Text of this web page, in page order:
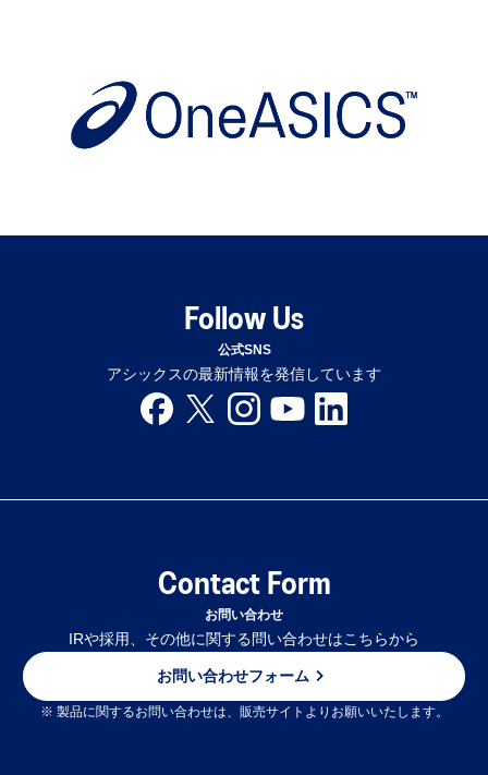
Follow Us
公式SNS
アシックスの最新情報を発信しています
Contact Form
お問い合わせ
IRや採用、その他に関する問い合わせはこちらから
お問い合わせフォーム
※ 製品に関するお問い合わせは、販売サイトよりお願いいたします。